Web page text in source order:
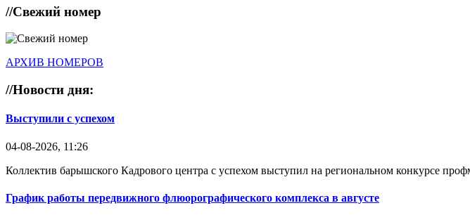
//Свежий номер
АРХИВ НОМЕРОВ
//Новости дня:
Выступили с успехом
04-08-2026, 11:26
Коллектив барышского Кадрового центра с успехом выступил на региональном конкурсе
График работы передвижного флюорографического комплекса в августе